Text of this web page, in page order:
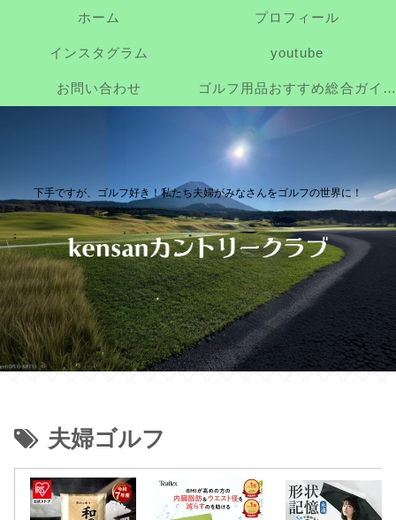
下手ですが、ゴルフ好き！私たち夫婦がみなさんをゴルフの世界に！
ホーム プロフィール
インスタグラム youtube
お問い合わせ ゴルフ用品おすすめ総合ガイド｜初心者・シニア向けに本当に使いやすい道具を厳選
夫婦ゴルフ